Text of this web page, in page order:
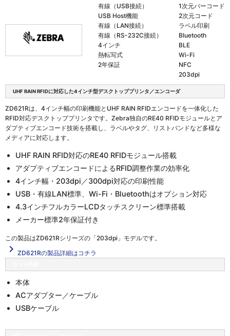
有線（USB接続）
USB Host機能
有線（LAN接続）
有線（RS-232C接続）
4インチ
熱転写式
2年保証
1次元バーコード
2次元コード
ラベル印刷
Bluetooth
BLE
Wi-Fi
NFC
203dpi
UHF RAIN RFIDに対応した4インチ型デスクトッププリンタ／エンコーダ
ZD621Rは、4インチ幅の印刷機能とUHF RAIN RFIDエンコードを一体化した
RFID対応デスクトッププリンタです。Zebra独自のRE40 RFIDモジュールとア
ダプティブエンコード技術を搭載し、ラベルやタグ、リストバンドなど多様な
メディアに対応します。
UHF RAIN RFID対応のRE40 RFIDモジュール搭載
アダプティブエンコードによるRFID調整作業の効率化
4インチ幅・203dpi／300dpi対応の印刷性能
USB・有線LAN標準、Wi-Fi・Bluetoothはオプション対応
4.3インチフルカラーLCDタッチスクリーン標準搭載
メーカー標準2年保証付き
この製品はZD621Rシリーズの「203dpi」 モデルです。
navigate_next ZD621Rの製品詳細はコチラ
本体
ACアダプター／ケーブル
USBケーブル